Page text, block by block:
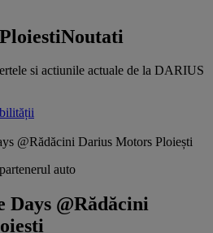
Noutati
si actiunile actuale de la DARIUS
@Rădăcini Darius Motors Ploiești
auto
Days @Rădăcini